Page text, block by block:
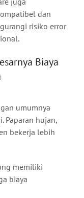
dan
risiko error
Biaya
umumnya
Paparan hujan,
bekerja lebih
memiliki
biaya